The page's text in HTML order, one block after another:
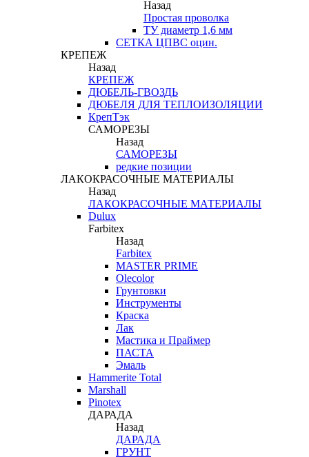
Назад
Простая проволка
ТУ диаметр 1,6 мм
СЕТКА ЦПВС оцин.
КРЕПЕЖ
Назад
КРЕПЕЖ
ДЮБЕЛЬ-ГВОЗДЬ
ДЮБЕЛЯ ДЛЯ ТЕПЛОИЗОЛЯЦИИ
КрепТэк
САМОРЕЗЫ
Назад
САМОРЕЗЫ
редкие позиции
ЛАКОКРАСОЧНЫЕ МАТЕРИАЛЫ
Назад
ЛАКОКРАСОЧНЫЕ МАТЕРИАЛЫ
Dulux
Farbitex
Назад
Farbitex
MASTER PRIME
Olecolor
Грунтовки
Инструменты
Краска
Лак
Мастика и Праймер
ПАСТА
Эмаль
Hammerite Total
Marshall
Pinotex
ДАРАДА
Назад
ДАРАДА
ГРУНТ